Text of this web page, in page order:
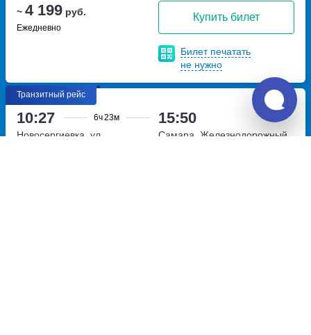
~ 4 199 руб.
Ежедневно
Купить билет
Билет печатать
не нужно
Транзитный рейс
10:27 6ч23м 15:50
Новосергиевка, ул.
Самара, Железнодорожный